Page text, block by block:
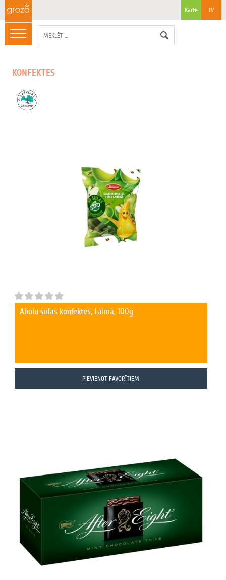
LV
Karte
KONFEKTES
Ābolu sulas konfektes, Laima, 100g
PIEVIENOT FAVORĪTIEM